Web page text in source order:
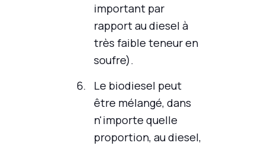
important par
rapport au diesel à
très faible teneur en
soufre).
Le biodiesel peut
être mélangé, dans
n'importe quelle
proportion, au diesel,